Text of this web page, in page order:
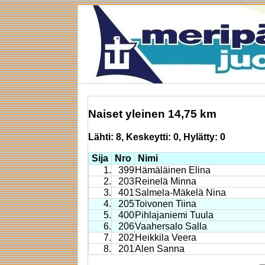
Naiset yleinen 14,75 km
Lähti: 8, Keskeytti: 0, Hylätty: 0
Sija Nro
Nimi
1.
399 Hämäläinen Elina
2.
203 Reinelä Minna
3.
401Salmela-Mäkelä Nina
4.
205Toivonen Tiina
5.
400 Pihlajaniemi Tuula
6.
206Vaahersalo Salla
7.
202 Heikkila Veera
8.
201Alen Sanna